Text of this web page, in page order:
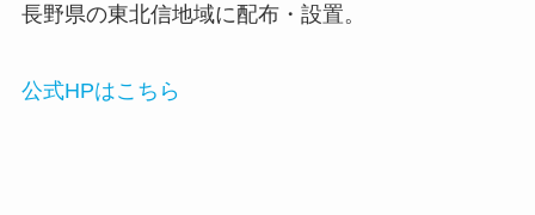
長野県の東北信地域に配布・設置。
公式HPはこちら